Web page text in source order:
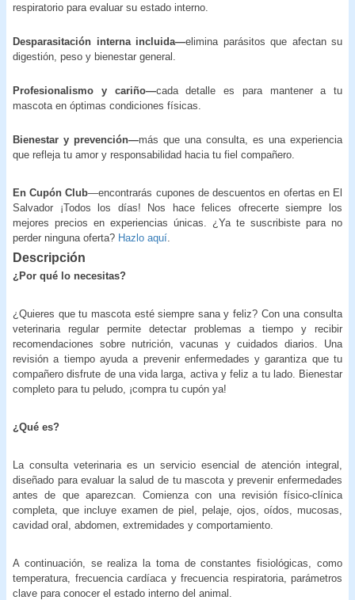
respiratorio para evaluar su estado interno.
Desparasitación interna incluida—elimina parásitos que afectan su
digestión, peso y bienestar general.
Profesionalismo y cariño—cada detalle es para mantener a tu
mascota en óptimas condiciones físicas.
Bienestar y prevención—más que una consulta, es una experiencia
que refleja tu amor y responsabilidad hacia tu fiel compañero.
En Cupón Club—encontrarás cupones de descuentos en ofertas en El
Salvador ¡Todos los días! Nos hace felices ofrecerte siempre los
mejores precios en experiencias únicas. ¿Ya te suscribiste para no
perder ninguna oferta? Hazlo aquí
Descripción
¿Por qué lo necesitas?
¿Quieres que tu mascota esté siempre sana y feliz? Con una consulta
veterinaria regular permite detectar problemas a tiempo y recibir
recomendaciones sobre nutrición, vacunas y cuidados diarios. Una
revisión a tiempo ayuda a prevenir enfermedades y garantiza que tu
compañero disfrute de una vida larga, activa y feliz a tu lado. Bienestar
completo para tu peludo, ¡compra tu cupón ya!
¿Qué es?
La consulta veterinaria es un servicio esencial de atención integral,
diseñado para evaluar la salud de tu mascota y prevenir enfermedades
antes de que aparezcan. Comienza con una revisión físico-clínica
completa, que incluye examen de piel, pelaje, ojos, oídos, mucosas,
cavidad oral, abdomen, extremidades y comportamiento.
A continuación, se realiza la toma de constantes fisiológicas, como
temperatura, frecuencia cardíaca y frecuencia respiratoria, parámetros
clave para conocer el estado interno del animal.